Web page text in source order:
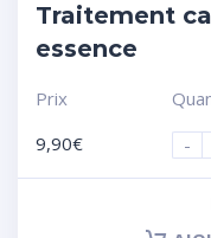
Traitement
essence
Prix
9,90€
-